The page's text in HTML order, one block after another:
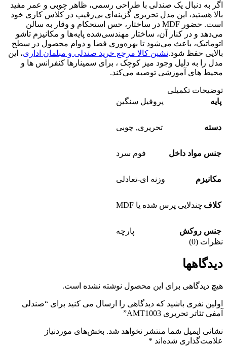
اگر به دنبال یک صندلی با طراحی رسمی، ظاهر چوبی و عمر مفید
بالا هستید، این مدل تحریری گزینه‌ای بی‌رقیب در کلاس کاری خود
است. حضور MDF در ساختار، حس استحکام و وقار به سالن
می‌دهد و در کنار آن، ساختار مهندسی‌شده پایه‌ها و مکانیزم تاشو
اتوماتیک، باعث می‌شود تا بهره‌وری فضا و دوام محصول در سطح
بالایی حفظ شود.نشین کالا مرجع خرید صندلی و مبلمان اداری، این
مدل را به دلیل وجود میز کوچک ، برای سمینارها کنفرانس ها و
محیط های آموزشی توصیه می‌کند.
توضیحات تکمیلی
پایه
پروفیل سنگین
دسته تحریری, چوبی
جنس مواد داخل فوم سرد
مکانیزم وزنه ای-تعادلی
کلاف چندلایی پرس شده یا MDF
جنس روکش
پارچه
نظرات (0)
دیدگاهها
هیچ دیدگاهی برای این محصول نوشته نشده است.
اولین نفری باشید که دیدگاهی را ارسال می کنید برای “صندلی
آمفی تئاتر تحریری AMT1003”
نشانی ایمیل شما منتشر نخواهد شد. بخش‌های موردنیاز
علامت‌گذاری شده‌اند *